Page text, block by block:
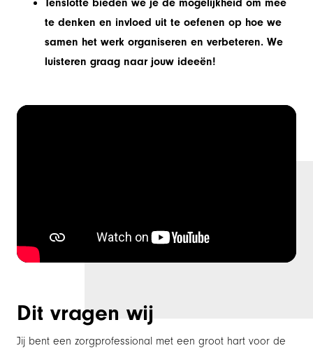
Tenslotte bieden we je de mogelijkheid om mee
te denken en invloed uit te oefenen op hoe we
samen het werk organiseren en verbeteren. We
luisteren graag naar jouw ideeën!
Dit vragen wij
Jij bent een zorgprofessional met een groot hart voor de